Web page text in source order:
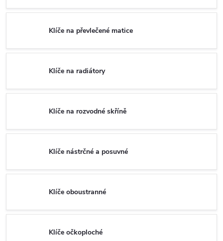
Klíče na převlečené matice
Klíče na radiátory
Klíče na rozvodné skříně
Klíče nástrčné a posuvné
Klíče oboustranné
Klíče očkoploché